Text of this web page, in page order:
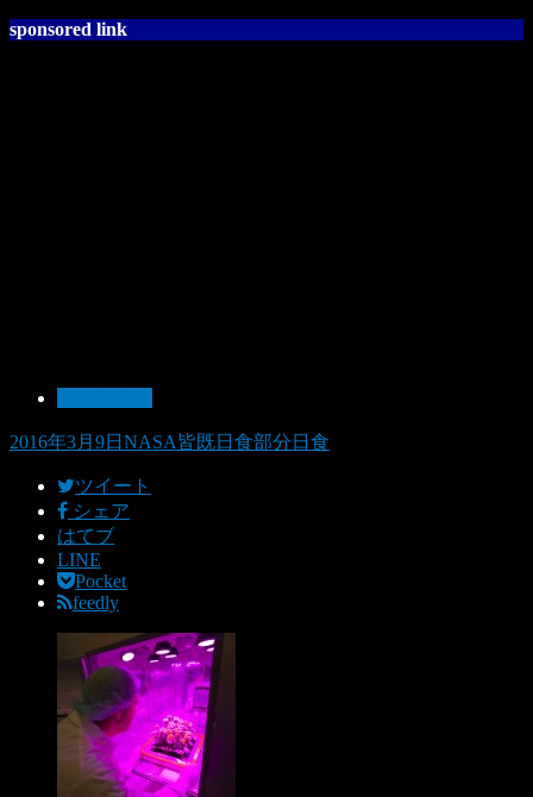
sponsored link
2016年3月9日 NASA皆既日食部分日食
ツイート
シェア
はてブ
LINE
Pocket
feedly